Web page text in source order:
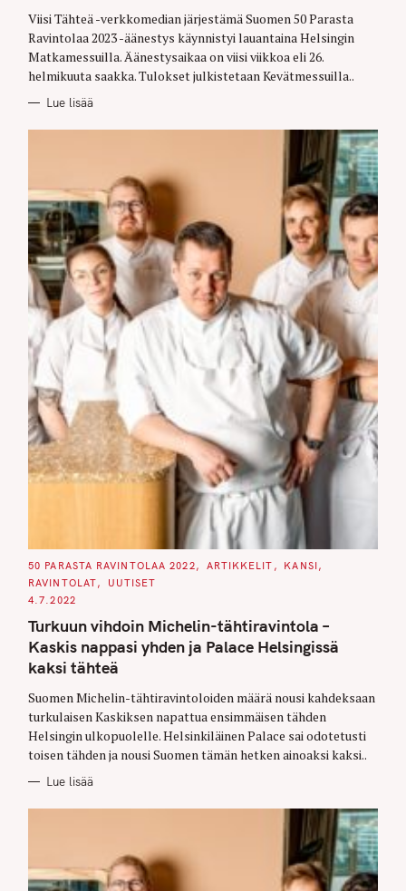
Viisi Tähteä -verkkomedian järjestämä Suomen 50 Parasta
Ravintolaa 2023 -äänestys käynnistyi lauantaina Helsingin
Matkamessuilla. Äänestysaikaa on viisi viikkoa eli 26.
helmikuuta saakka. Tulokset julkistetaan Kevätmessuilla..
Lue lisää
C
T
E
O
R
I
E
S
50 PARASTA RAVINTOLAA 2022 ARTIKKELIT
KANSI
RAVINTOLAT
UUTISET
4.7.2022
Turkuun vihdoin Michelin-tähtiravintola –
Kaskis nappasi yhden ja Palace Helsingissä
kaksi tähteä
Suomen Michelin-tähtiravintoloiden määrä nousi kahdeksaan
turkulaisen Kaskiksen napattua ensimmäisen tähden
Helsingin ulkopuolelle. Helsinkiläinen Palace sai odotetusti
toisen tähden ja nousi Suomen tämän hetken ainoaksi kaksi..
Lue lisää